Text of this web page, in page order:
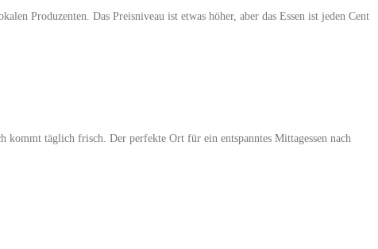
Produzenten. Das Preisniveau ist etwas höher, aber das Essen ist jeden Cent
täglich frisch. Der perfekte Ort für ein entspanntes Mittagessen nach